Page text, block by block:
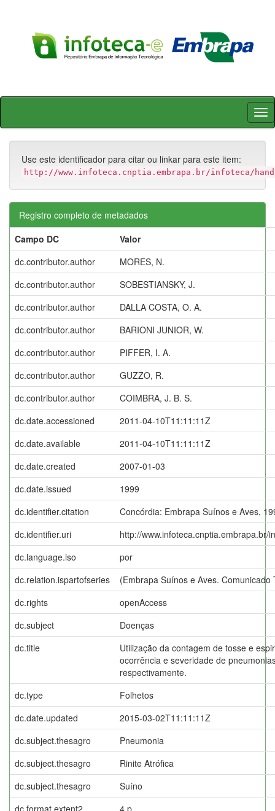
Skip
Use este identificador para citar ou linkar para este item:
http://www.infoteca.cnptia.embrapa.br/infoteca/
Registro completo de metadados
Campo DC
Valor
dc.contributor.author
MORES, N.
dc.contributor.author
SOBESTIANSKY, J.
dc.contributor.author
DALLA COSTA, O. A.
dc.contributor.author
BARIONI JUNIOR, W.
dc.contributor.author
PIFFER, I. A.
dc.contributor.author
GUZZO, R.
dc.contributor.author
COIMBRA, J. B. S.
dc.date.accessioned
2011-04-10T11:11:11Z
dc.date.available
2011-04-10T11:11:11Z
dc.date.created
2007-01-03
dc.date.issued
1999
dc.identifier.citation
Concórdia: Embrapa Suínos e Aves,
dc.identifier.uri
http://www.infoteca.cnptia.embrapa.br/
dc.language.iso
por
dc.relation.ispartofseries
(Embrapa Suínos e Aves. Comunicado
dc.rights
openAccess
dc.subject
Doenças
dc.title
Utilização da contagem de tosse e
ocorrência e severidade de
respectivamente.
dc.type
Folhetos
dc.date.updated
2015-03-02T11:11:11Z
dc.subject.thesagro
Pneumonia
dc.subject.thesagro
Rinite Atrófica
dc.subject.thesagro
Suíno
dc.format.extent2
4 p.